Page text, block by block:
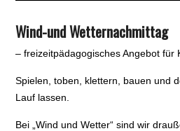
Wind-und Wetternachmittag
– freizeitpädagogisches Angebot für
Spielen, toben, klettern, bauen und
Lauf lassen.
Bei „Wind und Wetter“ sind wir